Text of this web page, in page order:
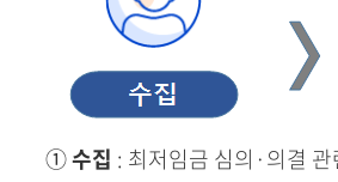
①수집 : 최저임금 심의·의결